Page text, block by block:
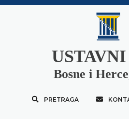
Bosne i
PRETRAGA